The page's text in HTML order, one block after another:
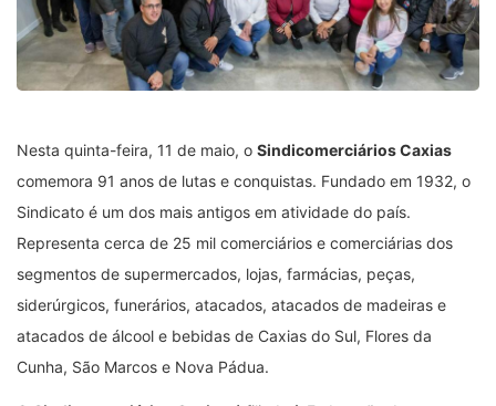
Nesta quinta-feira, 11 de maio, o Sindicomerciários Caxias
comemora 91 anos de lutas e conquistas. Fundado em 1932, o
Sindicato é um dos mais antigos em atividade do país.
Representa cerca de 25 mil comerciários e comerciárias dos
segmentos de supermercados, lojas, farmácias, peças,
siderúrgicos, funerários, atacados, atacados de madeiras e
atacados de álcool e bebidas de Caxias do Sul, Flores da
Cunha, São Marcos e Nova Pádua.